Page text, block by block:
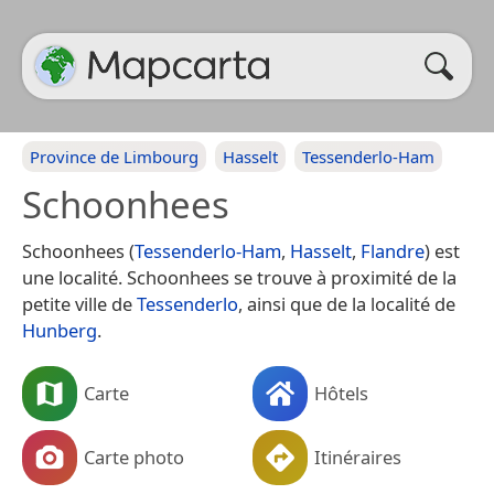
Province de Limbourg Hasselt Tessenderlo-Ham
Schoonhees
Schoonhees (Tessenderlo-Ham, Hasselt, Flandre) est
une localité. Schoonhees se trouve à proximité de la
petite ville deTessenderlo, ainsi que de la localité de
Hunberg.
Carte Hôtels
Carte photo Itinéraires